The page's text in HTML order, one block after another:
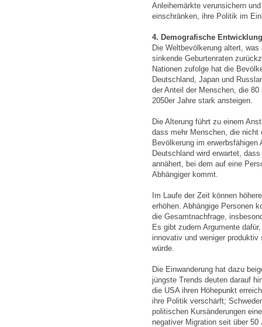
Anleihemärkte verunsichern
einschränken, ihre Politik im
4. Demografische
Die Weltbevölkerung altert,
sinkende Geburtenraten
Nationen zufolge hat die
Deutschland, Japan und
der Anteil der Menschen, die
2050er Jahre stark ansteigen.
Die Alterung führt zu einem
dass mehr Menschen, die nicht
Bevölkerung im
Deutschland wird erwartet,
annähert, bei dem auf eine
Abhängiger kommt.
Im Laufe der Zeit können
erhöhen. Abhängige Personen
die Gesamtnachfrage,
Es gibt zudem Argumente
innovativ und weniger
würde.
Die Einwanderung hat dazu
jüngste Trends deuten darauf
die USA ihren Höhepunkt
ihre Politik verschärft;
politischen Kursänderungen
negativer Migration seit über